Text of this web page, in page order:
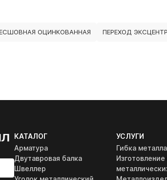
ОЦИНКОВАННАЯ ПЕРЕХОД
КАТАЛОГ
Арматура
Двутавровая балка
Швеллер
УСЛУГИ
Гибка металла
Изготовление